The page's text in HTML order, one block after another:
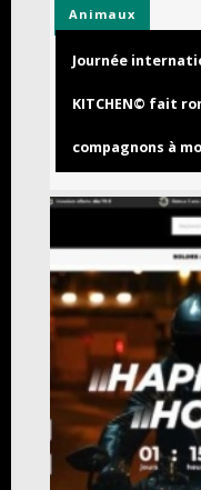
Animaux
Journée
KITCHEN© fait
compagnons à